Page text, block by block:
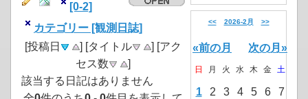
[0-2]
カテゴリー [観測日誌]
[投稿日
] [タイトル
] [アク
セス数
]
該当する日記はありません
<< 2026-2月 >>
«前の月 次の月»
日 月 火 水 木 金 土
1 2 3 4 5 6 7